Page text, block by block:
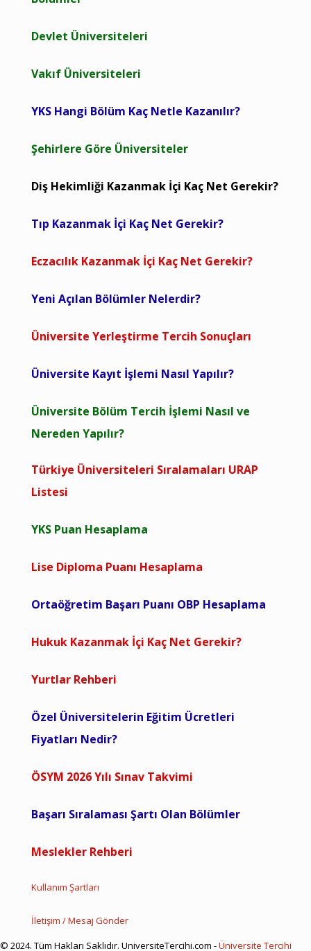
Devlet Üniversiteleri
Vakıf Üniversiteleri
YKS Hangi Bölüm Kaç Netle Kazanılır?
Şehirlere Göre Üniversiteler
Diş Hekimliği Kazanmak İçi Kaç Net Gerekir?
Tıp Kazanmak İçi Kaç Net Gerekir?
Eczacılık Kazanmak İçi Kaç Net Gerekir?
Yeni Açılan Bölümler Nelerdir?
Üniversite Yerleştirme Tercih Sonuçları
Üniversite Kayıt İşlemi Nasıl Yapılır?
Üniversite Bölüm Tercih İşlemi Nasıl ve
Nereden Yapılır?
Türkiye Üniversiteleri Sıralamaları URAP
Listesi
YKS Puan Hesaplama
Lise Diploma Puanı Hesaplama
Ortaöğretim Başarı Puanı OBP Hesaplama
Hukuk Kazanmak İçi Kaç Net Gerekir?
Yurtlar Rehberi
Özel Üniversitelerin Eğitim Ücretleri
Fiyatları Nedir?
ÖSYM 2026 Yılı Sınav Takvimi
Başarı Sıralaması Şartı Olan Bölümler
Meslekler Rehberi
Kullanım Şartları
İletişim / Mesaj Gönder
© 2024. Tüm Hakları Saklıdır. UniversiteTercihi.com -Üniversite Tercihi